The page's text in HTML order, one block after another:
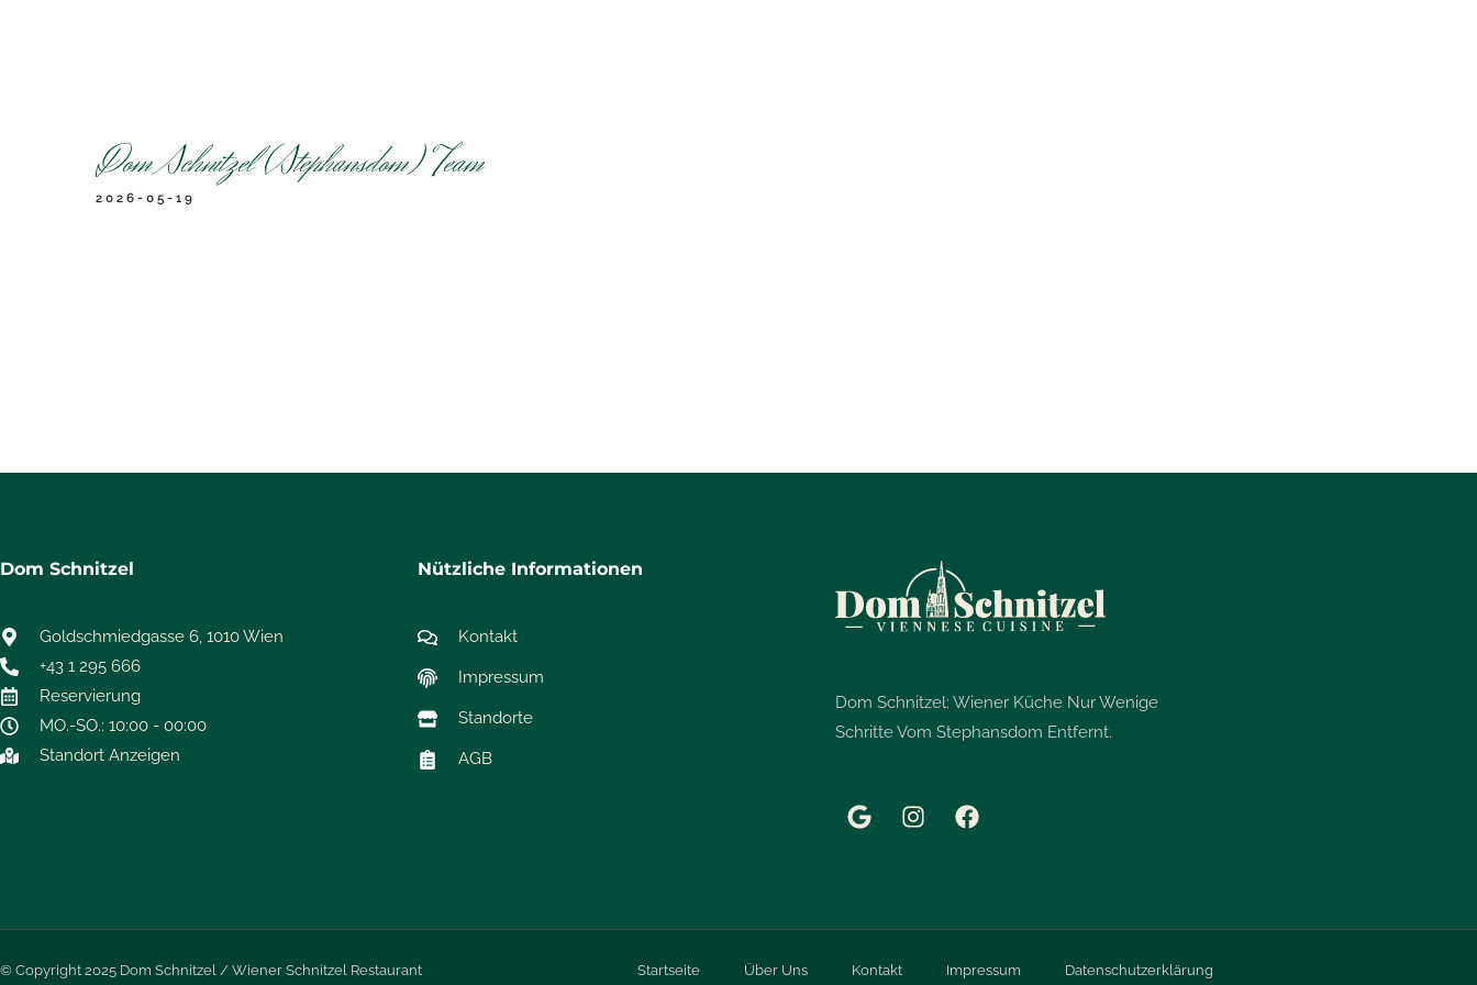
Dom Schnitzel (Stephansdom) Team
2026-05-19
Dom Schnitzel
Goldschmiedgasse 6, 1010 Wien
+43 1 295 666
Reservierung
MO.-SO.: 10:00 - 00:00
Standort Anzeigen
Nützliche Informationen
Kontakt
Impressum
Standorte
AGB
Dom Schnitzel: Wiener Küche Nur Wenige
Schritte Vom Stephansdom Entfernt.
© Copyright 2025 Dom Schnitzel / Wiener Schnitzel Restaurant Startseite Über Uns Kontakt Impressum Datenschutzerklärung